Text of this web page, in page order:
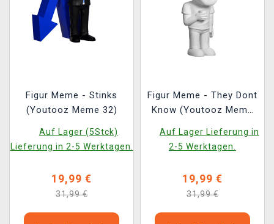
Figur Meme - Stinks
(Youtooz Meme 32)
Auf Lager (5Stck)
Lieferung in 2-5 Werktagen.
19,99 €
31,99 €
Figur Meme - They Dont
Know (Youtooz Meme
Auf Lager Lieferung in
2-5 Werktagen.
19,99 €
31,99 €